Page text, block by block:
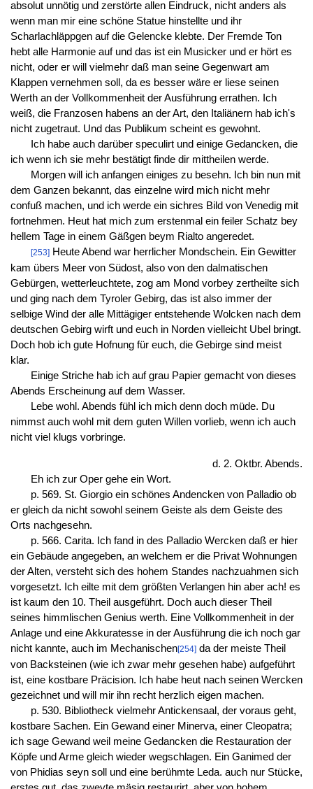
absolut unnötig und zerstörte allen Eindruck, nicht anders als
wenn man mir eine schöne Statue hinstellte und ihr
Scharlachläppgen auf die Gelencke klebte. Der Fremde Ton
hebt alle Harmonie auf und das ist ein Musicker und er hört es
nicht, oder er will vielmehr daß man seine Gegenwart am
Klappen vernehmen soll, da es besser wäre er liese seinen
Werth an der Vollkommenheit der Ausführung errathen. Ich
weiß, die Franzosen habens an der Art, den Italiänern hab ich's
nicht zugetraut. Und das Publikum scheint es gewohnt.
Ich habe auch darüber speculirt und einige Gedancken, die
ich wenn ich sie mehr bestätigt finde dir mittheilen werde.
Morgen will ich anfangen einiges zu besehn. Ich bin nun mit
dem Ganzen bekannt, das einzelne wird mich nicht mehr
confuß machen, und ich werde ein sichres Bild von Venedig mit
fortnehmen. Heut hat mich zum erstenmal ein feiler Schatz bey
hellem Tage in einem Gäßgen beym Rialto angeredet.
[253]Heute Abend war herrlicher Mondschein. Ein Gewitter
kam übers Meer von Südost, also von den dalmatischen
Gebürgen, wetterleuchtete, zog am Mond vorbey zertheilte sich
und ging nach dem Tyroler Gebirg, das ist also immer der
selbige Wind der alle Mittägiger entstehende Wolcken nach dem
deutschen Gebirg wirft und euch in Norden vielleicht Ubel bringt.
Doch hob ich gute Hofnung für euch, die Gebirge sind meist
klar.
Einige Striche hab ich auf grau Papier gemacht von dieses
Abends Erscheinung auf dem Wasser.
Lebe wohl. Abends fühl ich mich denn doch müde. Du
nimmst auch wohl mit dem guten Willen vorlieb, wenn ich auch
nicht viel klugs vorbringe.
d. 2. Oktbr. Abends.
Eh ich zur Oper gehe ein Wort.
p. 569. St. Giorgio ein schönes Andencken von Palladio ob
er gleich da nicht sowohl seinem Geiste als dem Geiste des
Orts nachgesehn.
p. 566. Carita. Ich fand in des Palladio Wercken daß er hier
ein Gebäude angegeben, an welchem er die Privat Wohnungen
der Alten, versteht sich des hohem Standes nachzuahmen sich
vorgesetzt. Ich eilte mit dem größten Verlangen hin aber ach! es
ist kaum den 10. Theil ausgeführt. Doch auch dieser Theil
seines himmlischen Genius werth. Eine Vollkommenheit in der
Anlage und eine Akkuratesse in der Ausführung die ich noch gar
nicht kannte, auch im Mechanischen[254]da der meiste Theil
von Backsteinen (wie ich zwar mehr gesehen habe) aufgeführt
ist, eine kostbare Präcision. Ich habe heut nach seinen Wercken
gezeichnet und will mir ihn recht herzlich eigen machen.
p. 530. Bibliotheck vielmehr Antickensaal, der voraus geht,
kostbare Sachen. Ein Gewand einer Minerva, einer Cleopatra;
ich sage Gewand weil meine Gedancken die Restauration der
Köpfe und Arme gleich wieder wegschlagen. Ein Ganimed der
von Phidias seyn soll und eine berühmte Leda. auch nur Stücke,